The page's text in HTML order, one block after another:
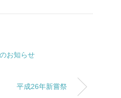
お知らせ
平成26年新嘗祭